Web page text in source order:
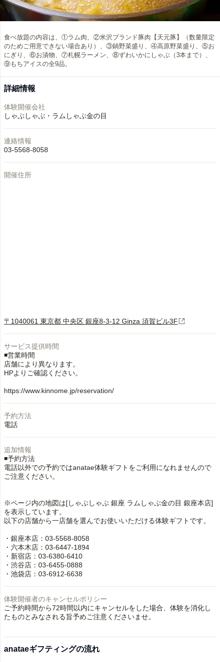
食べ放題の内容は、①ラム肉、②米沢ブランド豚肉【天元豚】（数量限定
のためご用意できない場合あり）、③鍋野菜盛り、④高原野菜盛り、⑤お
にぎり、⑥お漬物、⑦札幌ラーメン、⑧ずわいかにしゃぶ（3本まで）、
⑨もちアイスの全9品。
詳細情報
体験開催会社
しゃぶしゃぶ・ラムしゃぶ金の目
連絡情報
03-5568-8058
開催住所
〒1040061 東京都 中央区 銀座8-3-12 Ginza 須賀ビル3F
サービス提供時間
◾️営業時間
店舗により異なります。
HPよりご確認ください。
https://www.kinnome.jp/reservation/
予約方法
電話
追加情報
◾️予約方法
電話以外での予約ではanatae体験ギフトをご利用になれませんので
ご注意ください。
※ページ内の地図は[しゃぶしゃぶ 銀座 ラムしゃぶ金の目 銀座本店]
を表示しています。
以下の店舗から一店舗を選んでお使いいただける体験ギフトです。
・銀座本店：03-5568-8058
・六本木店：03-6447-1894
・新宿店：03-6380-6410
・渋谷店：03-6455-0888
・池袋店：03-6912-6638
体験開催者のキャンセルポリシー
ご予約時間から72時間以内にキャンセルをした場合、体験を消化し
たものとみなされる旨予めご注意くださいませ。
anataeギフティングの流れ